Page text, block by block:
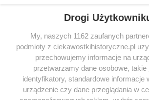
SERWIS
SPOŁECZNOŚĆ
WSPÓŁPRACA
Drogi
My, naszych 1162 zaufanych
podmioty z ciekawostkihistoryczne.pl
przechowujemy informacje na
przetwarzamy dane osobowe, takie
identyfikatory, standardowe informacje
urządzenie czy dane przeglądania w